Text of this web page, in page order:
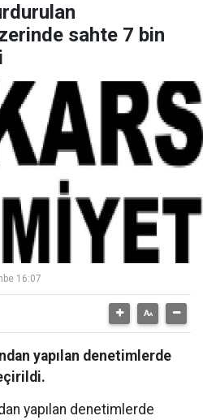
sahte 7 bin
16:07
yapılan denetimlerde
yapılan denetimlerde